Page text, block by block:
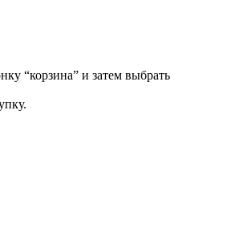
“корзина” и затем выбрать